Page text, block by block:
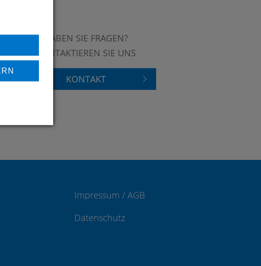
HABEN SIE FRAGEN?
KONTAKTIEREN SIE UNS
KONTAKT
Impressum / AGB
Datenschutz